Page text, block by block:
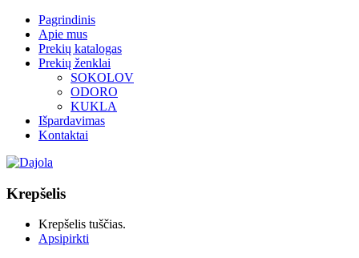
Pagrindinis
Apie mus
Prekių katalogas
Prekių ženklai
SOKOLOV
ODORO
KUKLA
Išpardavimas
Kontaktai
Krepšelis
Krepšelis tuščias.
Apsipirkti